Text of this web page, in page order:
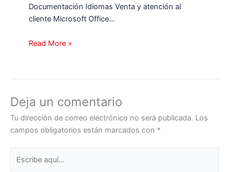
Documentación Idiomas Venta y atención al
cliente Microsoft Office…
Read More »
Deja un comentario
Tu dirección de correo electrónico no será publicada. Los
campos obligatorios están marcados con *
aquí...